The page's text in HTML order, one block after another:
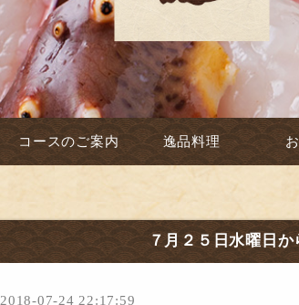
コースのご案内 逸品料理
７月２５日水曜日
2018-07-24 22:17:59